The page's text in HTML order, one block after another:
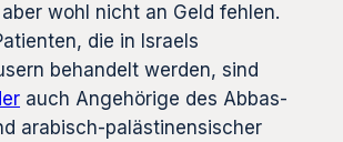
wohl nicht an Geld fehlen.
die in Israels
behandelt werden, sind
auch Angehörige des Abbas-
arabisch-palästinensischer